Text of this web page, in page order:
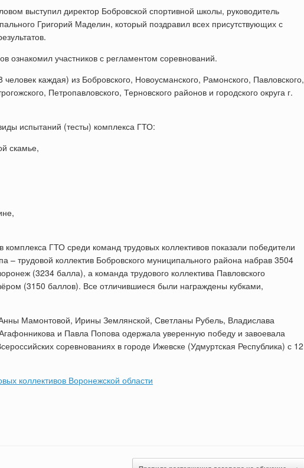
выступил директор Бобровской спортивной школы, руководитель
Григорий Маделин, который поздравил всех присутствующих с
ознакомил участников с регламентом соревнований.
каждая) из Бобровского, Новоусманского, Рамонского, Павловского,
Петропавловского, Терновского районов и городского округа г.
испытаний (тесты) комплекса ГТО:
скамье,
ГТО среди команд трудовых коллективов показали победители
– трудовой коллектив Бобровского муниципального района набрав 3504
(3234 балла), а команда трудового коллектива Павловского
(3150 баллов). Все отличившиеся были награждены кубками,
Мамонтовой, Ирины Землянской, Светланы Рубель, Владислава
и Павла Попова одержала уверенную победу и завоевала
соревнованиях в городе Ижевске (Удмуртская Республика) с 12